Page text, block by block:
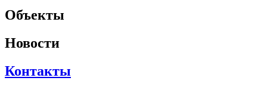
Объекты
Новости
Контакты